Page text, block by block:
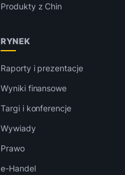
Produkty z Chin
RYNEK
Raporty i prezentacje
Wyniki finansowe
Targi i konferencje
Wywiady
Prawo
e-Handel